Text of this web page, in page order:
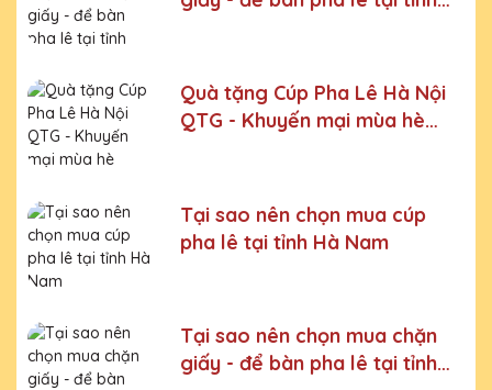
Bước 6:Gọi điện xác nhận với khách hàng
và nghiêm ngặt ở từng khâu sản xuất.Xưởng sản xuất
Kỷ niệm chương pha lê uy tín, chất lượng số một thị
trường Miền Bắc
đơn mọi số lượng, nhận làm những mẫu không có sẵn,
sản xuất theo ý tưởng của khách hàng.
Quà tặng Cúp Pha Lê Hà Nội QTG cung cấp tới Quý
khách hàng thành phẩm bao gồm hộp xi lót lụa vàng,
với 2 màu lựa chọn xanh hoặc đỏ làm tăng thêm tính
Sản phẩm được làm từ chất liệu pha lê vô cùng tinh tế,
sang trọng, gửi đến người nhận những ý nghĩa to lớn:
Quà tặng Cúp Pha Lê Hà Nội
QTG - Khuyến mại mùa hè
Tại sao nên chọn mua cúp
pha lê tại tỉnh Hà Nam
Tại sao nên chọn mua chặn
giấy - để bàn pha lê tại tỉnh